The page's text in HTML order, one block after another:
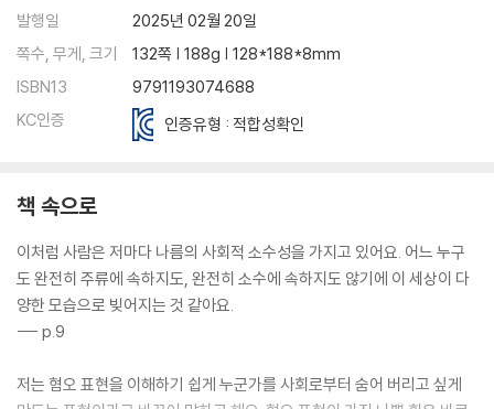
발행일
2025년 02월 20일
쪽수, 무게, 크기
132쪽 | 188g | 128*188*8mm
ISBN13
9791193074688
KC인증
인증유형 : 적합성확인
책 속으로
이처럼 사람은 저마다 나름의 사회적 소수성을 가지고 있어요. 어느 누구
도 완전히 주류에 속하지도, 완전히 소수에 속하지도 않기에 이 세상이 다
양한 모습으로 빚어지는 것 같아요.
--- p.9
저는 혐오 표현을 이해하기 쉽게 누군가를 사회로부터 숨어 버리고 싶게